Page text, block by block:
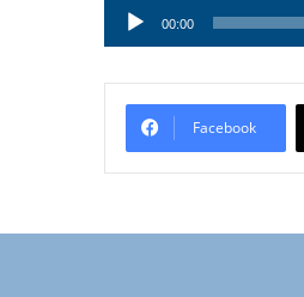
Audio
Player
00:00
Facebook